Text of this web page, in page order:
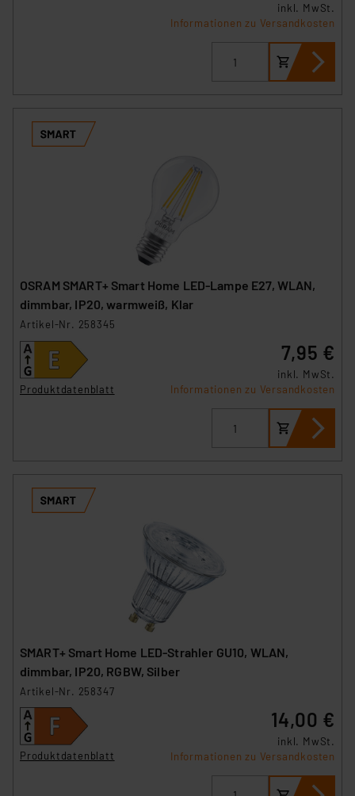
inkl. MwSt.
Informationen zu Versandkosten
OSRAM SMART+ Smart Home LED-Lampe E27, WLAN,
dimmbar, IP20, warmweiß, Klar
Artikel-Nr. 258345
Produktdatenblatt
7,95 €
inkl. MwSt.
Informationen zu Versandkosten
SMART+ Smart Home LED-Strahler GU10, WLAN,
dimmbar, IP20, RGBW, Silber
Artikel-Nr. 258347
Produktdatenblatt
14,00 €
inkl. MwSt.
Informationen zu Versandkosten